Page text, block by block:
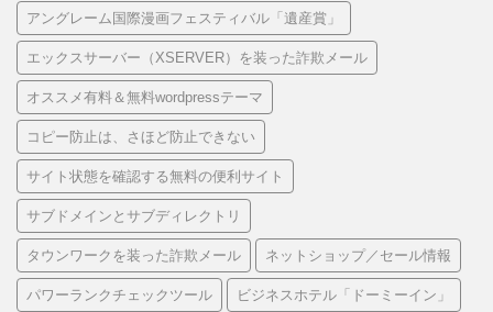
アングレーム国際漫画フェスティバル「遺産賞」
エックスサーバー（XSERVER）を装った詐欺メール
オススメ有料＆無料wordpressテーマ
コピー防止は、さほど防止できない
サイト状態を確認する無料の便利サイト
サブドメインとサブディレクトリ
タウンワークを装った詐欺メール ネットショップ／セール情報
パワーランクチェックツール ビジネスホテル「ドーミーイン」